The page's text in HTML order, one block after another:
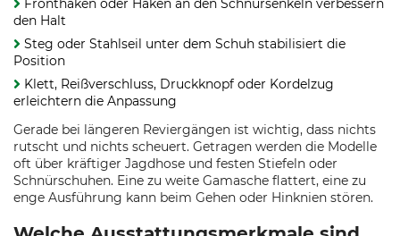
Fronthaken oder Haken an den Schnürsenkeln verbessern
den Halt
Steg oder Stahlseil unter dem Schuh stabilisiert die
Position
Klett, Reißverschluss, Druckknopf oder Kordelzug
erleichtern die Anpassung
Gerade bei längeren Reviergängen ist wichtig, dass nichts
rutscht und nichts scheuert. Getragen werden die Modelle
oft über kräftiger Jagdhose und festen Stiefeln oder
Schnürschuhen. Eine zu weite Gamasche flattert, eine zu
enge Ausführung kann beim Gehen oder Hinknien stören.